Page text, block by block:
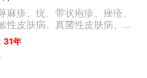
疹、疣、带状疱疹、痤疮、
性皮肤病、真菌性皮肤病、瘙
见皮肤病及皮肤美容、皮肤少
31年